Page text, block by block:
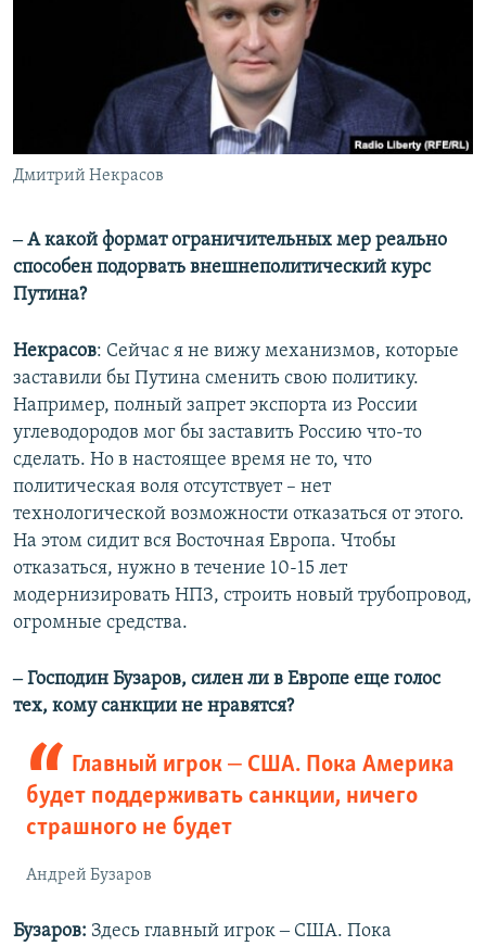
Дмитрий Некрасов
‒ А какой формат ограничительных мер реально
способен подорвать внешнеполитический курс
Путина?
Некрасов: Сейчас я не вижу механизмов, которые
заставили бы Путина сменить свою политику.
Например, полный запрет экспорта из России
углеводородов мог бы заставить Россию что-то
сделать. Но в настоящее время не то, что
политическая воля отсутствует – нет
технологической возможности отказаться от этого.
На этом сидит вся Восточная Европа. Чтобы
отказаться, нужно в течение 10-15 лет
модернизировать НПЗ, строить новый трубопровод,
огромные средства.
‒ Господин Бузаров, силен ли в Европе еще голос
тех, кому санкции не нравятся?
Главный игрок ‒ США. Пока Америка
будет поддерживать санкции, ничего
страшного не будет
Андрей Бузаров
Бузаров: Здесь главный игрок ‒ США. Пока